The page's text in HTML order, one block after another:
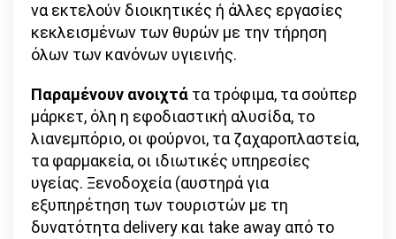
να εκτελούν διοικητικές ή άλλες εργασίες
κεκλεισμένων των θυρών με την τήρηση
όλων των κανόνων υγιεινής.
Παραμένουν ανοιχτά τα τρόφιμα, τα σούπερ
μάρκετ, όλη η εφοδιαστική αλυσίδα, το
λιανεμπόριο, οι φούρνοι, τα ζαχαροπλαστεία,
τα φαρμακεία, οι ιδιωτικές υπηρεσίες
υγείας. Ξενοδοχεία (αυστηρά για
εξυπηρέτηση των τουριστών με τη
δυνατότητα delivery και take away από το